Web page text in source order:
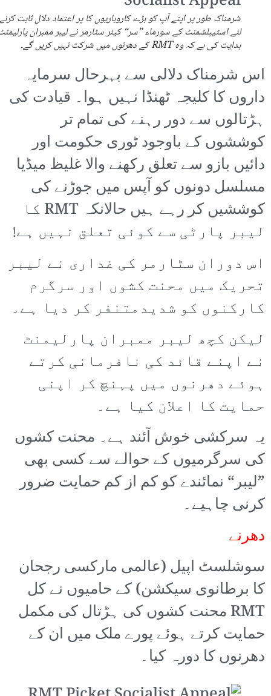
شرمناک طور پر اپنے آپ کو بڑے کاروباریوں کا پر اعتماد دلال ثابت
لئے اسٹیبلشمنٹ کے سورماء ”سر“ کیئر سٹارمر نے لیبر ممبران
ہدایت کی ہے کہ وہ RMT کے دھرنوں میں شرکت نہیں کریں گے۔
اس شرمناک دلالی سے بہرحال سرمایہ
داروں کا کلیجہ ٹھنڈا نہیں ہوا۔ قیادت کی
ہڑتالوں سے دور رہنے کی تمام تر
کوششوں کے باوجود ٹوری حکومت اور
دائیں بازو سے تعلق رکھنے والا غلیظ میڈیا
مسلسل دونوں کو آپس میں جوڑنے کی
کوششیں کر رہے ہیں حالانکہ RMT کا
لیبر پارٹی سے کوئی تعلق نہیں ہے!
اس دوران سٹارمر کی غداری نے لیبر
تحریک میں محنت کشوں اور سرگرم
کارکنوں کو شدیدمتنفر کر دیا ہے۔
لیکن کچھ لیبر ممبران پارلیمنٹ
نے اپنے قائد کی نافرمانی کرتے
ہوئے دھرنوں میں پہنچ کر اپنی
حمایت کا اعلان کیا ہے۔
یہ سرکشی خوش آئند ہے۔ محنت کشوں
کی سرگرمیوں کے حوالے سے کسی بھی
”لیبر“ نمائندے کو کم از کم حمایت ضرور
کرنی چاہیے۔
دھرنے
سوشلسٹ اپیل (عالمی مارکسی رجحان
کا برطانوی سیکشن) کے حامیوں نے کل
RMT محنت کشوں کی ہڑتال کی مکمل
حمایت کرتے ہوئے پورے ملک میں ان کے
دھرنوں کا دورہ کیا۔